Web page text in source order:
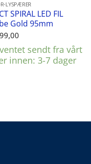
LYSPÆRER
SPIRAL LED FIL
Gold 95mm
sendt fra vårt
innen: 3-7 dager